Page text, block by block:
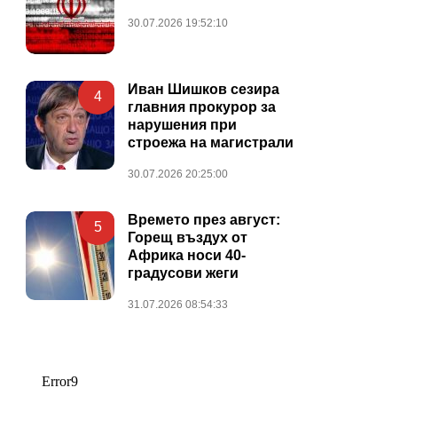
30.07.2026 19:52:10
4
Иван Шишков сезира
главния прокурор за
нарушения при
строежа на магистрали
30.07.2026 20:25:00
5
Времето през август:
Горещ въздух от
Африка носи 40-
градусови жеги
31.07.2026 08:54:33